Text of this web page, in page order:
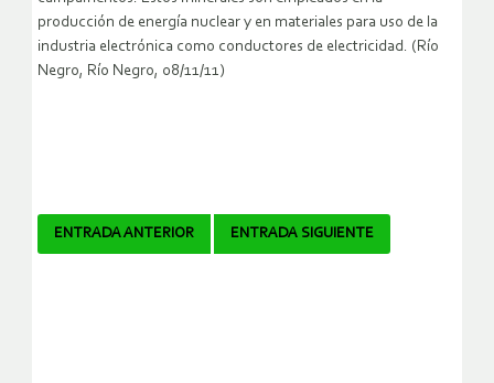
producción de energía nuclear y en materiales para uso de la
industria electrónica como conductores de electricidad. (Río
Negro, Río Negro, 08/11/11)
Navegador
ENTRADA ANTERIOR ENTRADA SIGUIENTE